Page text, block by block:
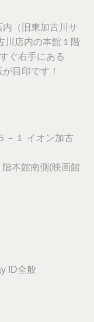
（旧東加古川サ
川店内の本館１階
ぐ右手にある
目印です！
－１ イオン加古
本館南側(映画館
ID全般